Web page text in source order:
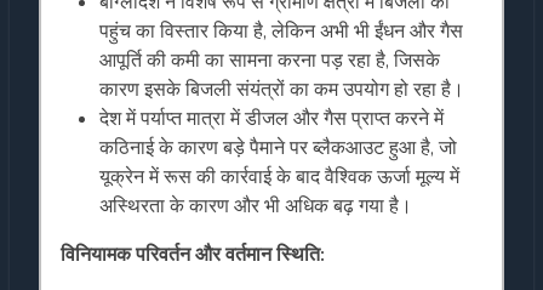
पहुंच का विस्तार किया है, लेकिन अभी भी ईंधन और गैस
आपूर्ति की कमी का सामना करना पड़ रहा है, जिसके
कारण इसके बिजली संयंत्रों का कम उपयोग हो रहा है।
देश में पर्याप्त मात्रा में डीजल और गैस प्राप्त करने में
कठिनाई के कारण बड़े पैमाने पर ब्लैकआउट हुआ है, जो
यूक्रेन में रूस की कार्रवाई के बाद वैश्विक ऊर्जा मूल्य में
अस्थिरता के कारण और भी अधिक बढ़ गया है।
विनियामकपरिवर्तनऔरवर्तमानस्थिति: